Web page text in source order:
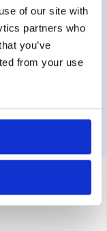
of our site with
partners who
you’ve
from your use
(0)6 27899756
wie